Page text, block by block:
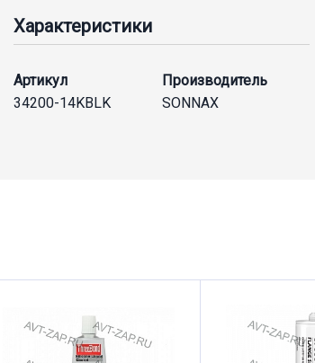
Характеристики
Артикул
34200-14KBLK
Производитель
SONNAX